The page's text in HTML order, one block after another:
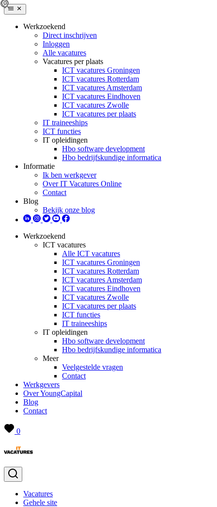
Werkzoekend
Direct inschrijven
Inloggen
Alle vacatures
Vacatures per plaats
ICT vacatures Groningen
ICT vacatures Rotterdam
ICT vacatures Amsterdam
ICT vacatures Eindhoven
ICT vacatures Zwolle
ICT vacatures per plaats
IT traineeships
ICT functies
IT opleidingen
Hbo software development
Hbo bedrijfskundige informatica
Informatie
Ik ben werkgever
Over IT Vacatures Online
Contact
Blog
Bekijk onze blog
Werkzoekend
ICT vacatures
Alle ICT vacatures
ICT vacatures Groningen
ICT vacatures Rotterdam
ICT vacatures Amsterdam
ICT vacatures Eindhoven
ICT vacatures Zwolle
ICT vacatures per plaats
ICT functies
IT traineeships
IT opleidingen
Hbo software development
Hbo bedrijfskundige informatica
Meer
Veelgestelde vragen
Contact
Werkgevers
Over YoungCapital
Blog
Contact
0
Vacatures
Gehele site